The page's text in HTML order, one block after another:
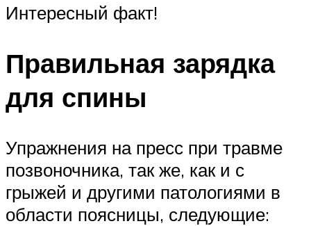
Интересный факт!
Правильная зарядка
для спины
Упражнения на пресс при травме
позвоночника, так же, как и с
грыжей и другими патологиями в
области поясницы, следующие: